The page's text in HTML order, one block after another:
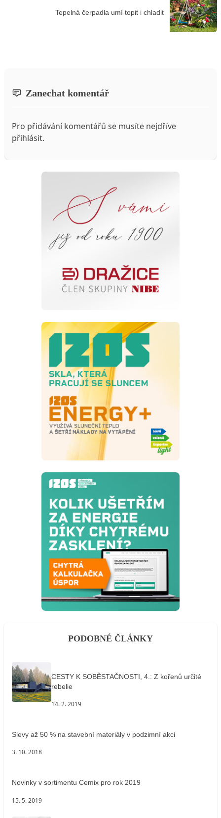
Tepelná čerpadla umí topit i chladit
Zanechat komentář
Pro přidávání komentářů se musíte nejdříve
přihlásit.
PODOBNÉ ČLÁNKY
CESTY K SOBĚSTAČNOSTI, 4.: Z kořenů určité
rebelie
14. 2. 2019
Slevy až 50 % na stavební materiály v podzimní akci
3. 10. 2018
Novinky v sortimentu Cemix pro rok 2019
15. 5. 2019